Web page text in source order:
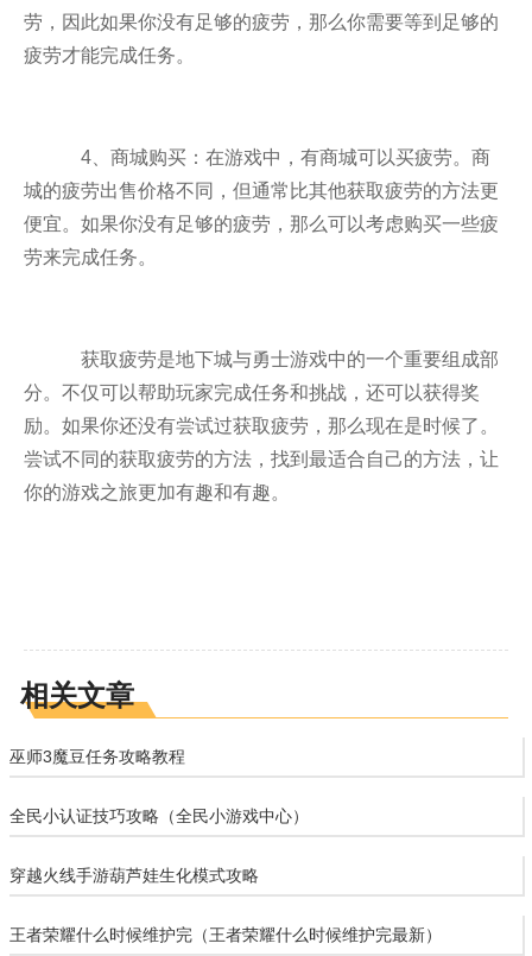
劳，因此如果你没有足够的疲劳，那么你需要等到足够的
疲劳才能完成任务。
4、商城购买：在游戏中，有商城可以买疲劳。商
城的疲劳出售价格不同，但通常比其他获取疲劳的方法更
便宜。如果你没有足够的疲劳，那么可以考虑购买一些疲
劳来完成任务。
获取疲劳是地下城与勇士游戏中的一个重要组成部
分。不仅可以帮助玩家完成任务和挑战，还可以获得奖
励。如果你还没有尝试过获取疲劳，那么现在是时候了。
尝试不同的获取疲劳的方法，找到最适合自己的方法，让
你的游戏之旅更加有趣和有趣。
相关文章
巫师3魔豆任务攻略教程
全民小认证技巧攻略（全民小游戏中心）
穿越火线手游葫芦娃生化模式攻略
王者荣耀什么时候维护完（王者荣耀什么时候维护完最新）